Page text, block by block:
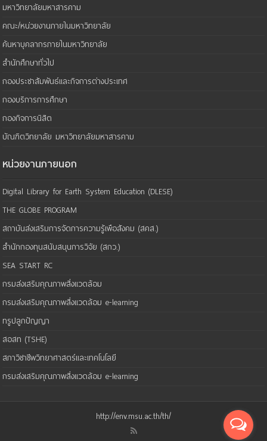
มหาวิทยาลัยมหาสารคาม
คณะ/หน่วยงานภายในมหาวิทยาลัย
ค้นหาบุคลากรภายในมหาวิทยาลัย
สำนักศึกษาทั่วไป
กองประชาสัมพันธ์และกิจการต่างประเทศ
กองบริการการศึกษา
กองกิจการนิสิต
บัณฑิตวิทยาลัย มหาวิทยาลัยมหาสารคาม
หน่วยงานภายนอก
Digital Library for Earth System Education (DLESE)
THE GLOBE PROGRAM
สถาบันส่งเสริมการจัดการความรู้เพือสังคม (สคส.)
สำนักกองทุนสนับสนุนการวิจัย (สกว.)
SEA START RC
กรมส่งเสริมคุณภาพสิ่งแวดล้อม
กรมส่งเสริมคุณภาพสิ่งแวดล้อม e-learning
ทรูปลูกปัญญา
สอสท (TSHE)
สภาวิชาชีพวิทยาศาสตร์และเทคโนโลยี
กรมส่งเสริมคุณภาพสิ่งแวดล้อม e-learning
http://env.msu.ac.th/th/